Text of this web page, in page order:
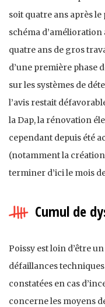
soit quatre ans après
schéma
quatre ans de gros
d’une première phase
sur les systèmes de
l’avis restait
la Dap, la rénovation
cependant depuis été
(notamment la
terminer d’ici le mois
Cumul de
Poissy est loin d’être
défaillances
constatées en cas
concerne les moyens